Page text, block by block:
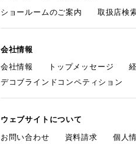
ショールームのご案内
取扱店検
会社情報
会社情報
トップメッセージ
デコブラインドコンペティション
ウェブサイトについて
お問い合わせ
資料請求 個人